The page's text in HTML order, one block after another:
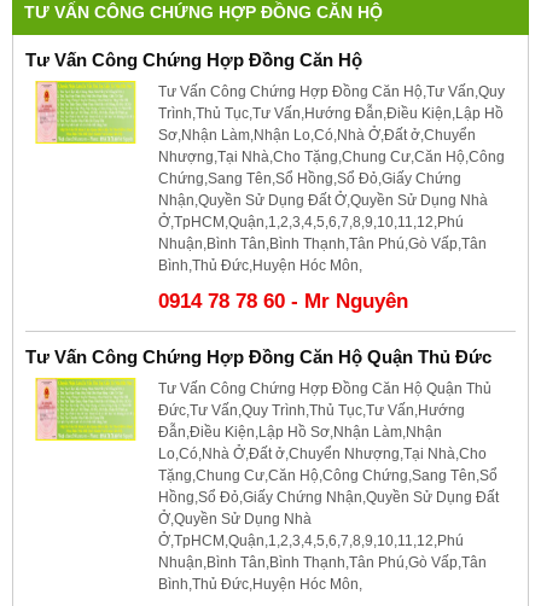
TƯ VẤN CÔNG CHỨNG HỢP ĐỒNG CĂN HỘ
Tư Vấn Công Chứng Hợp Đồng Căn Hộ
Tư Vấn Công Chứng Hợp Đồng Căn Hộ,Tư Vấn,Quy
Trình,Thủ Tục,Tư Vấn,Hướng Đẫn,Điều Kiện,Lập Hồ
Sơ,Nhận Làm,Nhận Lo,Có,Nhà Ở,Đất ở,Chuyển
Nhượng,Tại Nhà,Cho Tặng,Chung Cư,Căn Hộ,Công
Chứng,Sang Tên,Sổ Hồng,Sổ Đỏ,Giấy Chứng
Nhận,Quyền Sử Dụng Đất Ở,Quyền Sử Dụng Nhà
Ở,TpHCM,Quận,1,2,3,4,5,6,7,8,9,10,11,12,Phú
Nhuận,Bình Tân,Bình Thạnh,Tân Phú,Gò Vấp,Tân
Bình,Thủ Đức,Huyện Hóc Môn,
0914 78 78 60 - Mr Nguyên
Tư Vấn Công Chứng Hợp Đồng Căn Hộ Quận Thủ Đức
Tư Vấn Công Chứng Hợp Đồng Căn Hộ Quận Thủ
Đức,Tư Vấn,Quy Trình,Thủ Tục,Tư Vấn,Hướng
Đẫn,Điều Kiện,Lập Hồ Sơ,Nhận Làm,Nhận
Lo,Có,Nhà Ở,Đất ở,Chuyển Nhượng,Tại Nhà,Cho
Tặng,Chung Cư,Căn Hộ,Công Chứng,Sang Tên,Sổ
Hồng,Sổ Đỏ,Giấy Chứng Nhận,Quyền Sử Dụng Đất
Ở,Quyền Sử Dụng Nhà
Ở,TpHCM,Quận,1,2,3,4,5,6,7,8,9,10,11,12,Phú
Nhuận,Bình Tân,Bình Thạnh,Tân Phú,Gò Vấp,Tân
Bình,Thủ Đức,Huyện Hóc Môn,